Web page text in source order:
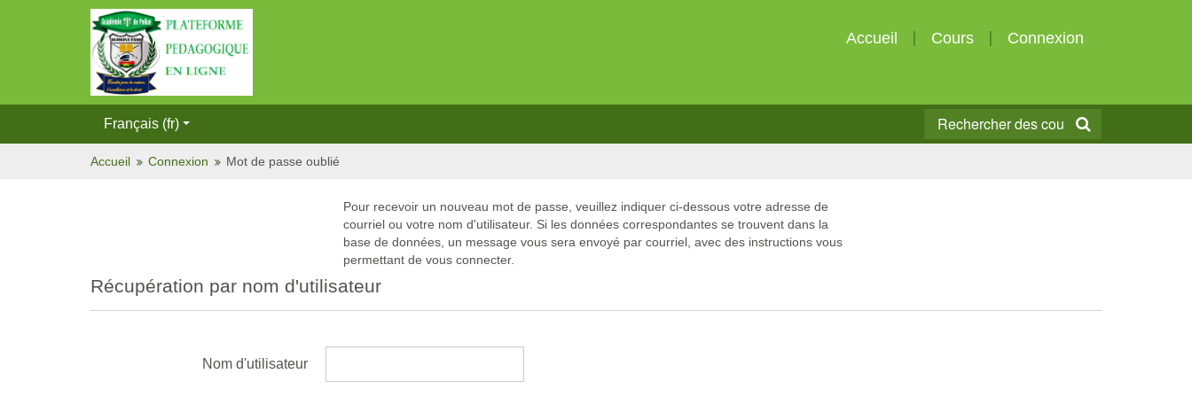
Accueil Cours Connexion
Français (fr)
Accueil Connexion Mot de passe oublié
Pour recevoir un nouveau mot de passe, veuillez indiquer ci-dessous votre adresse de
courriel ou votre nom d'utilisateur. Si les données correspondantes se trouvent dans la
base de données, un message vous sera envoyé par courriel, avec des instructions vous
permettant de vous connecter.
Récupération par nom d'utilisateur
Nom d'utilisateur